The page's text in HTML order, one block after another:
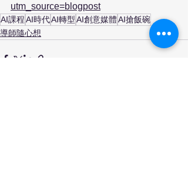
utm_source=blogpost
AI課程AI時代AI轉型AI創意媒體AI搶飯碗
導師隨心想